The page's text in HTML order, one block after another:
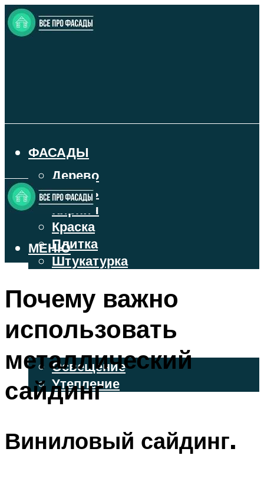
ФАСАДЫ
Дерево
Камень
Кирпич
Краска
Плитка
Штукатурка
ФАСАДНЫЙ САЙДИНГ
ОСВЕЩЕНИЕ И УТЕПЛЕНИЕ
Освещение
Утепление
ДЕКОР
МЕНЮ
МЕНЮ
Почему важно
использовать
металлический
сайдинг
Виниловый сайдинг.